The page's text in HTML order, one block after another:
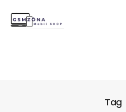
Tag